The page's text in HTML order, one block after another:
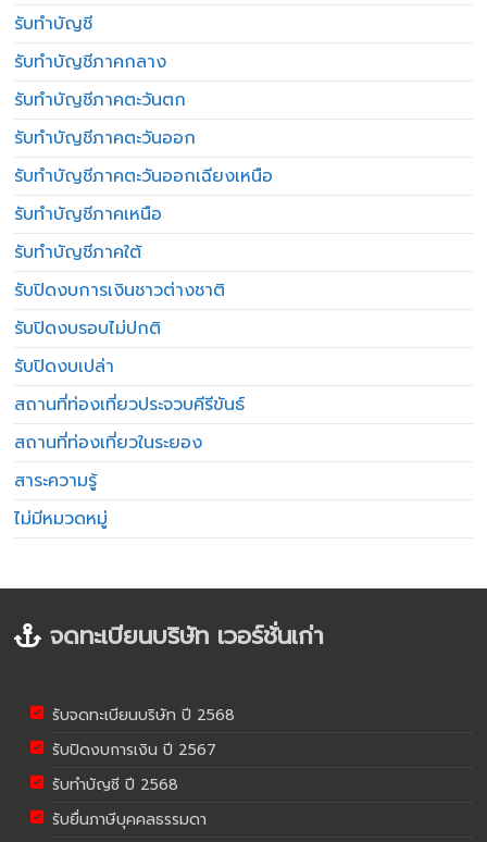
รับทำบัญชี
รับทำบัญชีภาคกลาง
รับทำบัญชีภาคตะวันตก
รับทำบัญชีภาคตะวันออก
รับทำบัญชีภาคตะวันออกเฉียงเหนือ
รับทำบัญชีภาคเหนือ
รับทำบัญชีภาคใต้
รับปิดงบการเงินชาวต่างชาติ
รับปิดงบรอบไม่ปกติ
รับปิดงบเปล่า
สถานที่ท่องเที่ยวประจวบคีรีขันธ์
สถานที่ท่องเที่ยวในระยอง
สาระความรู้
ไม่มีหมวดหมู่
จดทะเบียนบริษัท เวอร์ชั่นเก่า
รับจดทะเบียนบริษัท ปี 2568
รับปิดงบการเงิน ปี 2567
รับทำบัญชี ปี 2568
รับยื่นภาษีบุคคลธรรมดา